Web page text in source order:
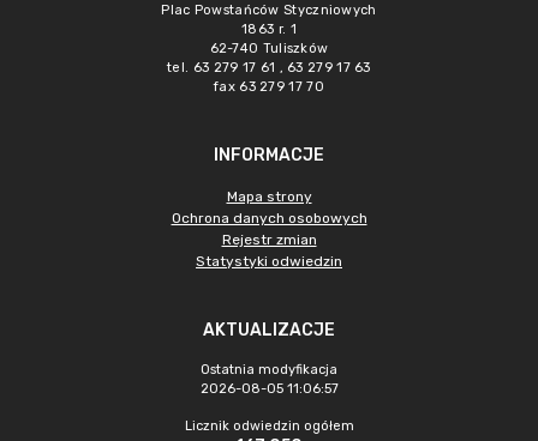
Plac Powstańców Styczniowych
1863 r. 1
62-740 Tuliszków
tel. 63 279 17 61 , 63 279 17 63
fax 63 279 17 70
INFORMACJE
Mapa strony
Ochrona danych osobowych
Rejestr zmian
Statystyki odwiedzin
AKTUALIZACJE
Ostatnia modyfikacja
2026-08-05 11:06:57
Licznik odwiedzin ogółem